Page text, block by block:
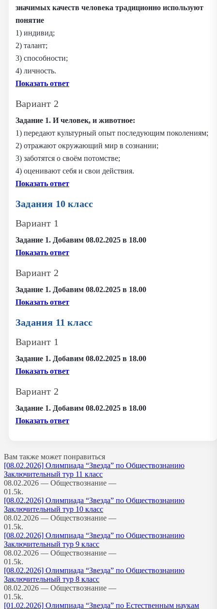
значимых качеств человека традиционно используют
понятие
1) индивид;
2) талант;
3) способности;
4) личность.
Показать ответ
Вариант 2
Задание 1. И человек, и животное:
1) передают культурный опыт последующим поколениям;
2) отражают окружающий мир в сознании;
3) заботятся о своём потомстве;
4) оценивают себя и свои действия.
Показать ответ
Задания 10 класс
Вариант 1
Задание 1. Добавим 08.02.2025 в 18.00
Показать ответ
Вариант 2
Задание 1. Добавим 08.02.2025 в 18.00
Показать ответ
Задания 11 класс
Вариант 1
Задание 1. Добавим 08.02.2025 в 18.00
Показать ответ
Вариант 2
Задание 1. Добавим 08.02.2025 в 18.00
Показать ответ
Вам также может понравиться
[08.02.2026] Олимпиада “Звезда” по Обществознанию
Заключительный тур 11 класс
08.02.2026 — Обществознание —
01.5k.
[08.02.2026] Олимпиада “Звезда” по Обществознанию
Заключительный тур 10 класс
08.02.2026 — Обществознание —
01.5k.
[08.02.2026] Олимпиада “Звезда” по Обществознанию
Заключительный тур 9 класс
08.02.2026 — Обществознание —
01.5k.
[08.02.2026] Олимпиада “Звезда” по Обществознанию
Заключительный тур 8 класс
08.02.2026 — Обществознание —
01.5k.
[01.02.2026] Олимпиада “Звезда” по Естественным наукам